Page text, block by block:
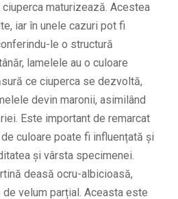
maturizează. Acestea
iar în unele cazuri pot fi
le o structură
lamelele au o culoare
ce ciuperca se dezvoltă,
devin maronii, asimilând
Este important de remarcat
culoare poate fi influențată și
și vârsta specimenei.
deasă ocru-albicioasă,
velum parțial. Aceasta este